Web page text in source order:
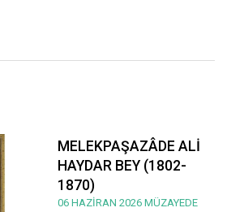
MELEKPAŞAZÂDE ALİ
HAYDAR BEY (1802-
1870)
06 HAZİRAN 2026 MÜZAYEDE